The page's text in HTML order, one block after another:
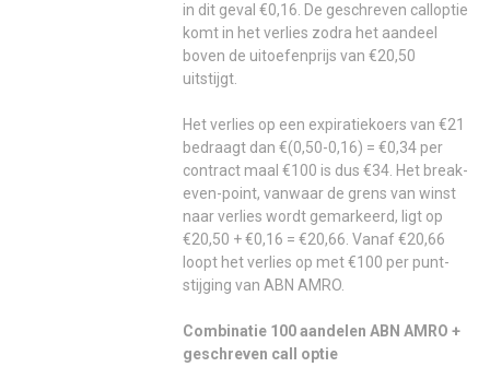
in dit geval €0,16. De geschreven calloptie
komt in het verlies zodra het aandeel
boven de uitoefenprijs van €20,50
uitstijgt.
Het verlies op een expiratiekoers van €21
bedraagt dan €(0,50-0,16) = €0,34 per
contract maal €100 is dus €34. Het break-
even-point, vanwaar de grens van winst
naar verlies wordt gemarkeerd, ligt op
€20,50 + €0,16 = €20,66. Vanaf €20,66
loopt het verlies op met €100 per punt-
stijging van ABN AMRO.
Combinatie 100 aandelen ABN AMRO +
geschreven call optie